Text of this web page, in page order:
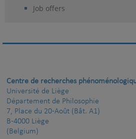
Job offers
Centre de recherches
Université de Liège
Département de Philosophie
7, Place du 20-Août (Bât. A1)
B-4000 Liège
(Belgium)